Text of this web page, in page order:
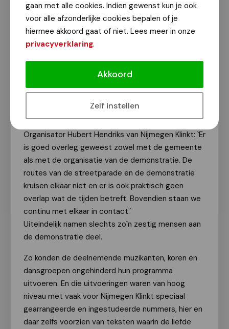
gaan met alle cookies. Indien gewenst kun je ook
voor alle afzonderlijke cookies bepalen of je
hiermee akkoord gaat of niet. Lees meer in onze
privacyverklaring.
Akkoord
Zelf instellen
Afgelopen weekend swingde het Nijmeegse
centrum de pan uit. De meer dan 130
muziekgezelschappen en dansgroepen uit
Nijmegen en de regio trokken weer meer
bezoekers dan afgelopen jaren.
aangekondigde demonstratie van Extinction
Rebellion door het centrum roet in het eten zou
gooien, maar die angst bleek ongegrond te zijn.
Organisator Hubert Hendriks van Nijmegen Klinkt: `Er
is goed overleg geweest zowel met de gemeente
als met de organisatie van de demonstratie. De
routes van de streetparade en de demonstratie
kruisen elkaar niet en er is ook praktisch geen
overlap wat de tijden betreft. Bovendien staan we
continu met elkaar in contact.`
Uiteindelijk namen slechts zo`n zestig mensen aan
de demonstratie deel.
Zo konden de deelnemende muzikanten, koren en
dansgroepen ongehinderd hun programma
uitvoeren. En die uitvoeringen waren van hoog
niveau met vaak voor Nijmegen Klinkt speciaal
gearrangeerde en ingestudeerde nummers, hier en
daar zelfs voorzien van teksten waarin de liefde